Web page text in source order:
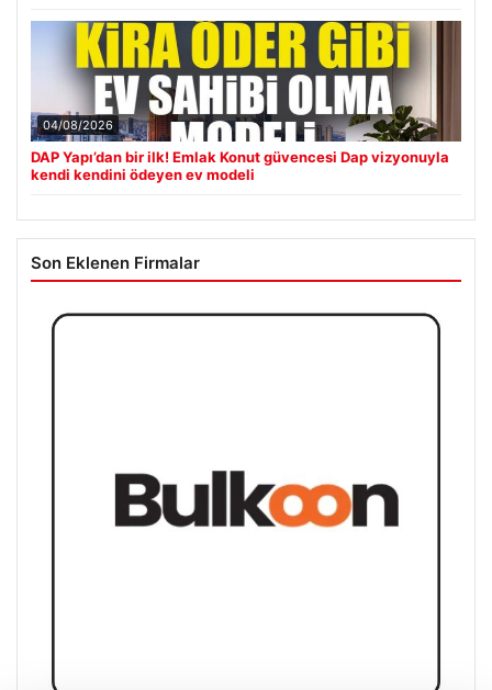
04/08/2026
DAP Yapı’dan bir ilk! Emlak Konut güvencesi Dap vizyonuyla
kendi kendini ödeyen ev modeli
Son Eklenen Firmalar